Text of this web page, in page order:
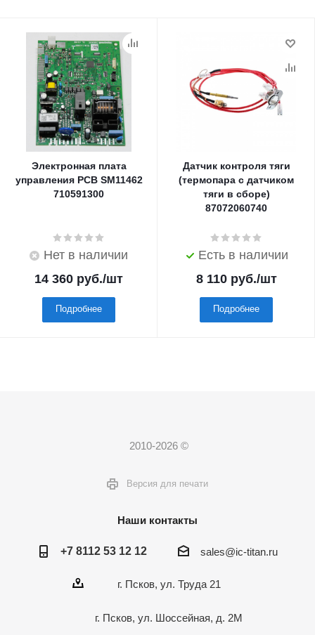
Электронная плата
управления PCB SM11462
710591300
Нет в наличии
14 360 руб./шт
Подробнее
Датчик контроля тяги
(термопара с датчиком
тяги в сборе)
87072060740
Есть в наличии
8 110руб./шт
Подробнее
2010-2026 ©
Версия для печати
Наши контакты
+7 8112 53 12 12 sales@ic-titan.ru
г. Псков, ул. Труда 21
г. Псков, ул. Шоссейная, д. 2М